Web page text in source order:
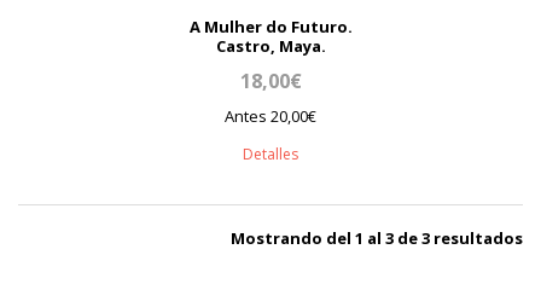
A Mulher do Futuro.
Castro, Maya.
18,00€
Antes 20,00€
Detalles
Mostrando del 1 al 3 de 3 resultados